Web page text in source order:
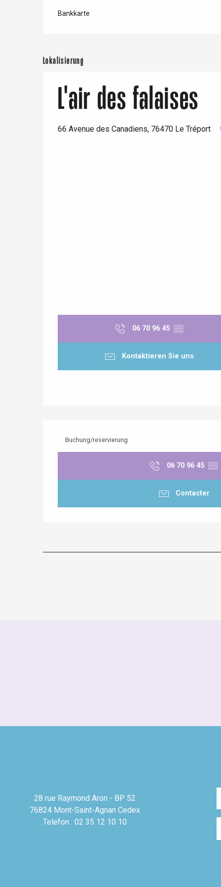
Bankkarte
Lokalisierung
L'air des falaises
66 Avenue des Canadiens, 76470 Le Tréport
06 70 96 45 ▒▒
Kontaktieren Sie uns
Buchung/reservierung
06 70 96 45 ▒▒
Contacter
28 rue Raymond Aron - BP 52
76824 Mont-Saint-Agnan Cedex
Telefon : 02 35 12 10 10